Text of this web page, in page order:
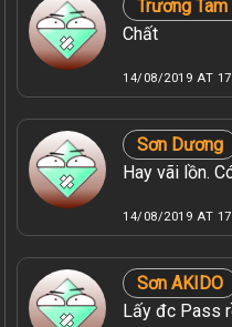
Trương
Chất
14/08/2019 AT
Sơn Dương
Hay vãi lồn.
14/08/2019 AT
Sơn AKIDO
Lấy đc Pass